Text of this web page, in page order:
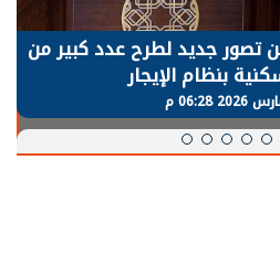
تصور جديد لطرح عدد كبير من
بنظام الإيجار